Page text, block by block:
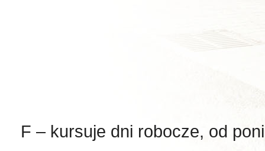
F – kursuje dni robocze, od